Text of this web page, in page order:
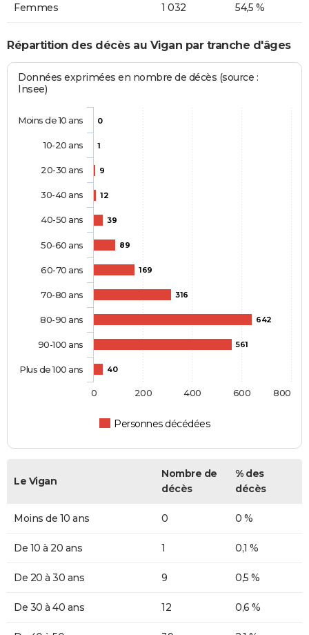
Femmes 1 032 54,5 %
Répartition des décès au Vigan par tranche d'âges
Données exprimées en nombre de décès (source :
Insee)
0
1
9
12
39
89
169
316
642
561
40
Personnes décédées
Moins de 10 ans
10-20 ans
20-30 ans
30-40 ans
40-50 ans
50-60 ans
60-70 ans
70-80 ans
80-90 ans
90-100 ans
Plus de 100 ans
0 200 400 600 800
Le Vigan
Nombre de
décès
% des
décès
Moins de 10 ans 0 0 %
De 10 à 20 ans 1 0,1 %
De 20 à 30 ans 9 0,5 %
De 30 à 40 ans 12 0,6 %